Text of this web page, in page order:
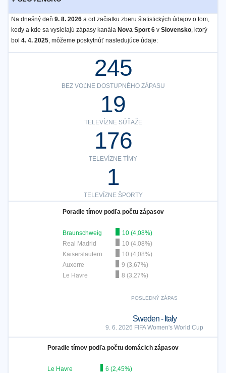
Na dnešný deň 9. 8. 2026 a od začiatku zberu štatistických údajov o tom,
kedy a kde sa vysielajú zápasy kanála Nova Sport 6 v Slovensko, ktorý
bol 4. 4. 2025, môžeme poskytnúť nasledujúce údaje:
245
BEZ VOĽNE DOSTUPNÉHO ZÁPASU
19
TELEVÍZNE SÚŤAŽE
176
TELEVÍZNE TÍMY
1
TELEVÍZNE ŠPORTY
Poradie tímov podľa počtu zápasov
Braunschweig
10 (4,08%)
Real Madrid
10 (4,08%)
Kaiserslautern
10 (4,08%)
Auxerre
9 (3,67%)
Le Havre
8 (3,27%)
POSLEDNÝ ZÁPAS
Sweden - Italy
9. 6. 2026 FIFA Women's World Cup
Poradie tímov podľa počtu domácich zápasov
Le Havre
6 (2,45%)